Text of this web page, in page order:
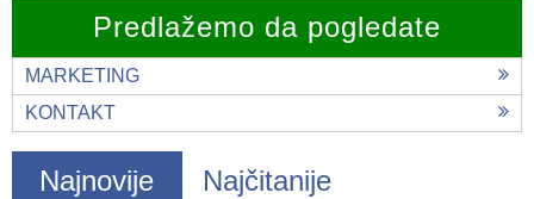
Predlažemo da pogledate
MARKETING
KONTAKT
Najnovije Najčitanije